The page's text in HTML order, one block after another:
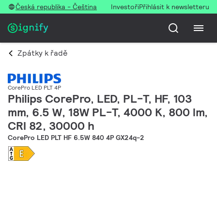
Česká republika - Čeština InvestořiPřihlásit k newsletteru
Zpátky k řadě
CorePro LED PLT 4P
Philips CorePro, LED, PL-T, HF, 103
mm, 6.5 W, 18W PL-T, 4000 K, 800 lm,
CRI 82, 30000 h
CorePro LED PLT HF 6.5W 840 4P GX24q-2